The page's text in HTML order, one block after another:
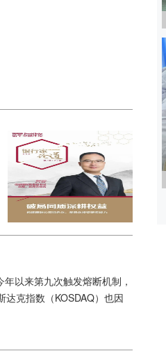
以来第九次触发熔断机制，
达克指数（KOSDAQ）也因